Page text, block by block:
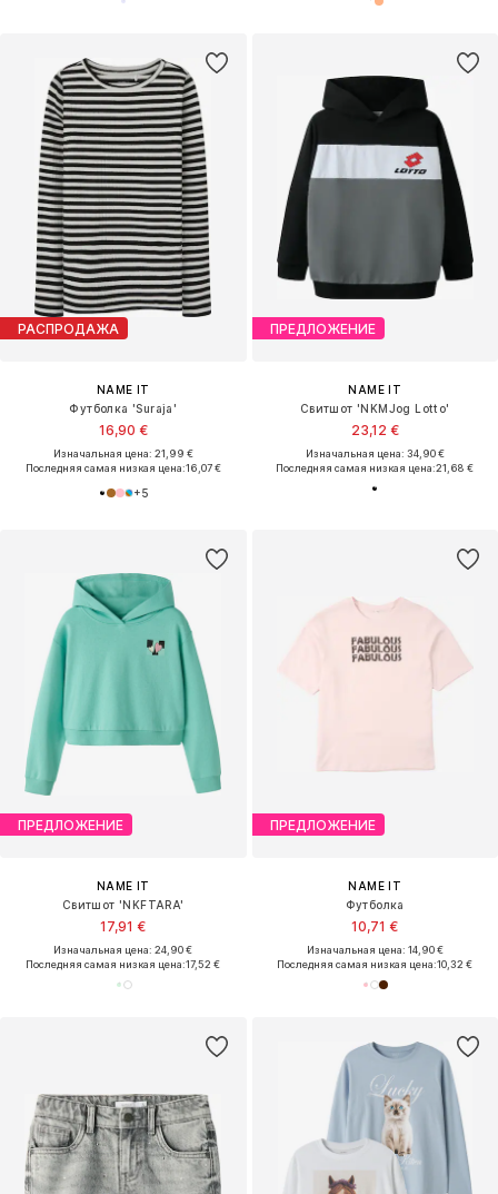
РАСПРОДАЖА
NAME IT
Футболка 'Suraja'
16,90 €
Изначальная цена: 21,99 €
Последняя самая низкая цена:16,07 €
+5
ПРЕДЛОЖЕНИЕ
NAME IT
Свитшот 'NKMJog Lotto'
23,12 €
Изначальная цена: 34,90 €
Последняя самая низкая цена:21,68 €
ПРЕДЛОЖЕНИЕ
NAME IT
Свитшот 'NKFTARA'
17,91 €
Изначальная цена: 24,90 €
Последняя самая низкая цена:17,52 €
ПРЕДЛОЖЕНИЕ
NAME IT
Футболка
10,71 €
Изначальная цена: 14,90 €
Последняя самая низкая цена:10,32 €